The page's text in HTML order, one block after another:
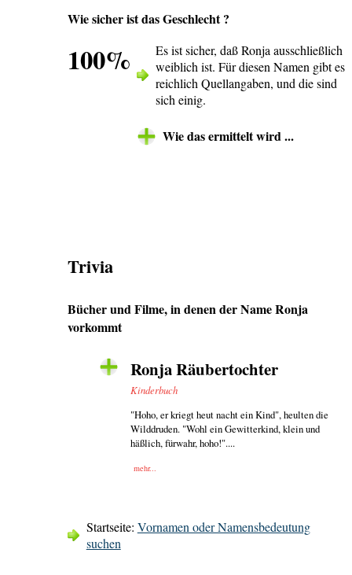
Wie sicher ist das Geschlecht ?
100%
Es ist sicher, daß Ronja ausschließlich
weiblich ist. Für diesen Namen gibt es
reichlich Quellangaben, und die sind
sich einig.
Wie das ermittelt wird ...
Trivia
Bücher und Filme, in denen der Name Ronja
vorkommt
Ronja Räubertochter
Kinderbuch
"Hoho, er kriegt heut nacht ein Kind", heulten die
Wilddruden. "Wohl ein Gewitterkind, klein und
häßlich, fürwahr, hoho!"....
mehr...
Startseite: Vornamen oder Namensbedeutung
suchen